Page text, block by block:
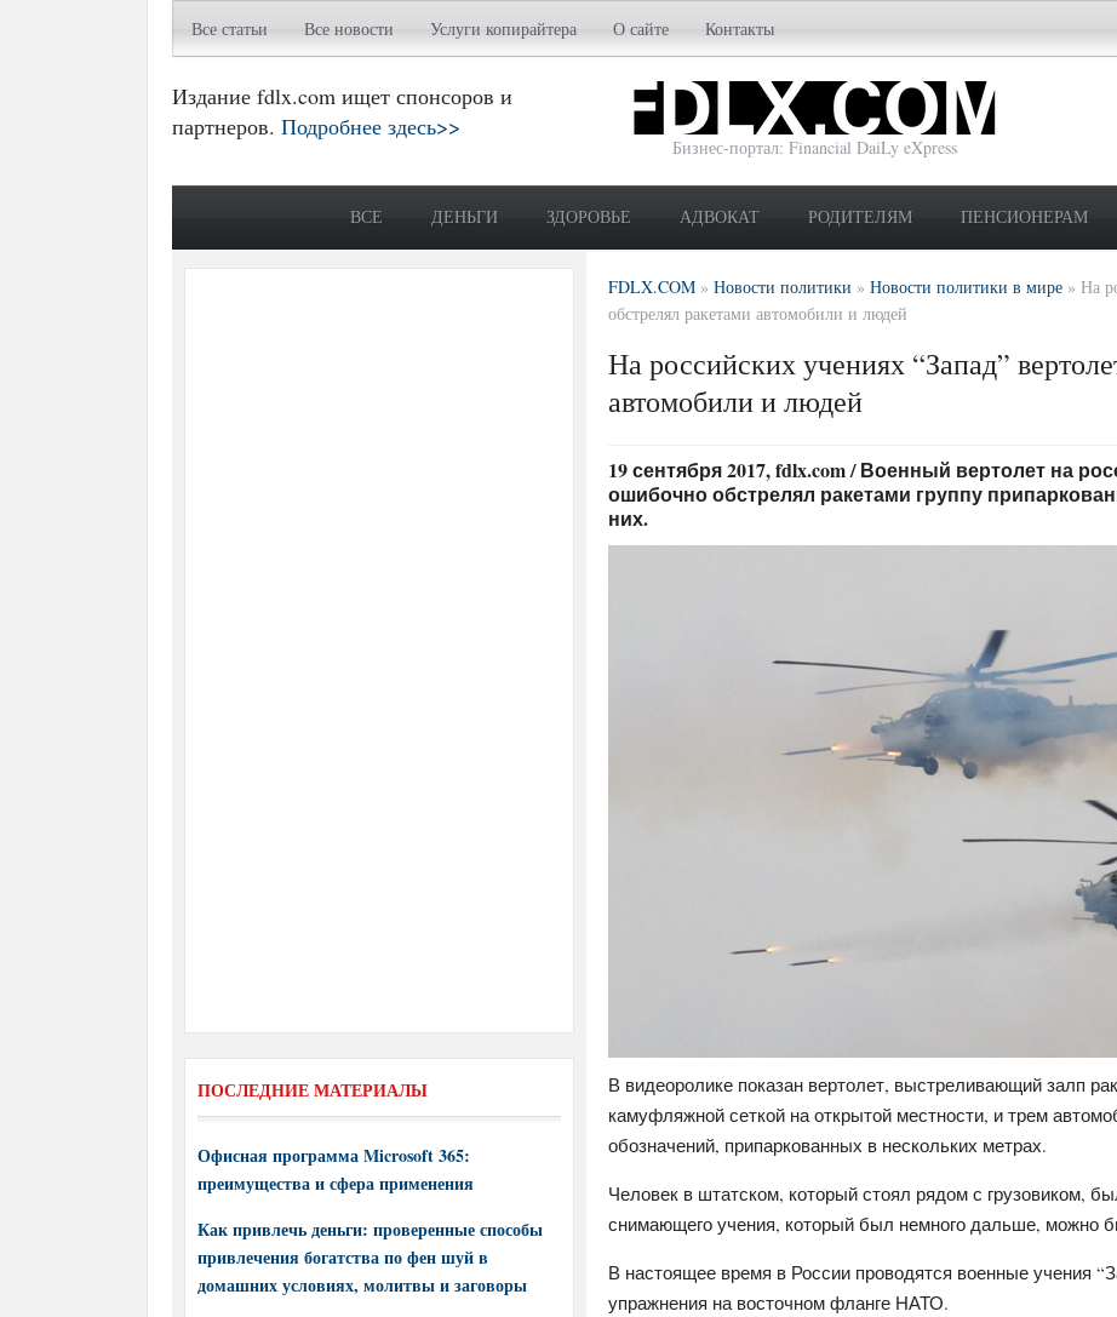
Все статьи Все новости Услуги копирайтера О сайте Контакты
Издание fdlx.com ищет спонсоров и
партнеров. Подробнее здесь>>
Бизнес-портал: Financial DaiLy eXpress
ВСЕ ДЕНЬГИ ЗДОРОВЬЕ АДВОКАТ РОДИТЕЛЯМ ПЕНСИОНЕРАМ
FDLX.COM » Новости политики » Новости политики в мире » На
обстрелял ракетами автомобили и людей
На российских учениях “Запад”
автомобили и людей
19 сентября 2017, fdlx.com / Военный вертолет на
ошибочно обстрелял ракетами группу
них.
В видеоролике показан вертолет, выстреливающий залп
камуфляжной сеткой на ​открытой местности, и трем
обозначений, припаркованных в нескольких метрах.
Человек в штатском, который стоял рядом с грузовиком,
снимающего учения, который был немного дальше, можно
В настоящее время в России проводятся военные учения
упражнения на восточном фланге НАТО.
ПОСЛЕДНИЕ МАТЕРИАЛЫ
Офисная программа Microsoft 365:
преимущества и сфера применения
Как привлечь деньги: проверенные способы
привлечения богатства по фен шуй в
домашних условиях, молитвы и заговоры